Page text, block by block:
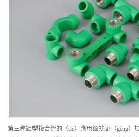
第三種鋁塑複合管的（de）應用麵就更（gèng）